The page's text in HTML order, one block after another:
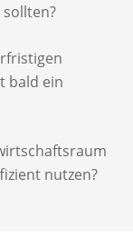
bald ein
nutzen?